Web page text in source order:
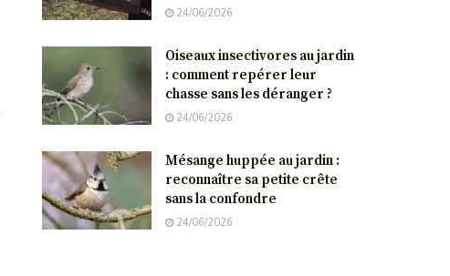
24/06/2026
Oiseaux insectivores au jardin
: comment repérer leur
chasse sans les déranger ?
24/06/2026
Mésange huppée au jardin :
reconnaître sa petite crête
sans la confondre
24/06/2026